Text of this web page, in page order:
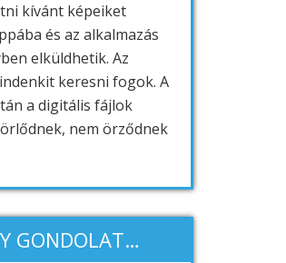
kívánt képeiket
és az alkalmazás
elküldhetik. Az
keresni fogok. A
a digitális fájlok
nem örződnek
GONDOLAT…